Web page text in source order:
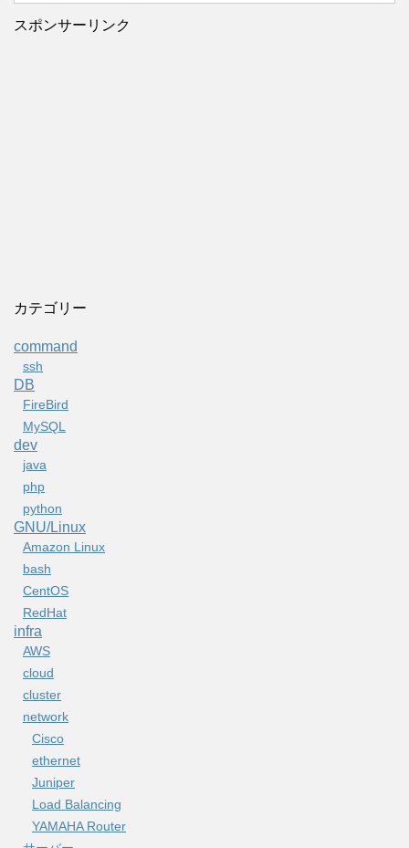
スポンサーリンク
カテゴリー
command
ssh
DB
FireBird
MySQL
dev
java
php
python
GNU/Linux
Amazon Linux
bash
CentOS
RedHat
infra
AWS
cloud
cluster
network
Cisco
ethernet
Juniper
Load Balancing
YAMAHA Router